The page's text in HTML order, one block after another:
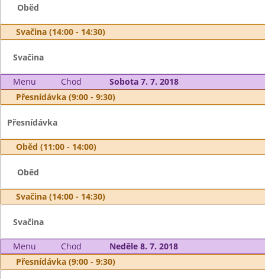
Oběd
Svačina (14:00 - 14:30)
Svačina
Menu Chod
Sobota 7. 7. 2018
Přesnídávka (9:00 - 9:30)
Přesnídávka
Oběd (11:00 - 14:00)
Oběd
Svačina (14:00 - 14:30)
Svačina
Menu Chod
Neděle 8. 7. 2018
Přesnídávka (9:00 - 9:30)